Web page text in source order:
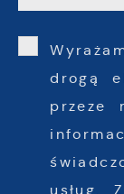
drogą
przeze
usług.